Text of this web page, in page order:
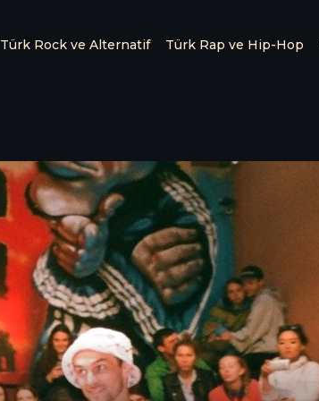
Türk Rock ve Alternatif Türk Rap ve Hip-Hop